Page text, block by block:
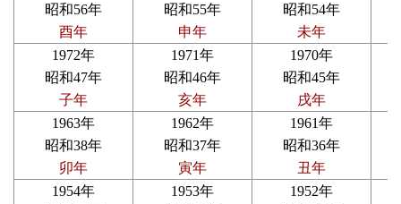
昭和56年
酉年
昭和55年
申年
昭和54年
未年
1972年
昭和47年
子年
1971年
昭和46年
亥年
1970年
昭和45年
戌年
1963年
昭和38年
卯年
1962年
昭和37年
寅年
1961年
昭和36年
丑年
1954年
1953年
1952年